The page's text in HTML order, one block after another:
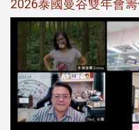
2026泰國曼谷雙年會